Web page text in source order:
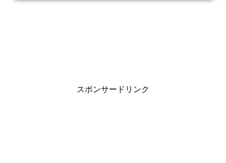
スポンサードリンク